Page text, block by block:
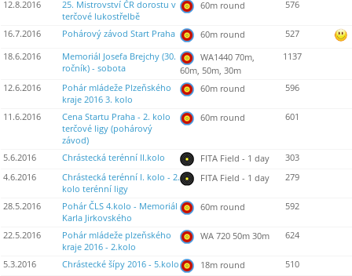
12.8.2016
25. Mistrovství ČR dorostu v
terčové lukostřelbě
60m round 576
16.7.2016 Pohárový závod Start Praha 60m round 527
18.6.2016
Memoriál Josefa Brejchy (30.
ročník) - sobota
WA1440 70m,
60m, 50m, 30m
1137
12.6.2016
Pohár mládeže Plzeňského
kraje 2016 3. kolo
60m round 596
11.6.2016
Cena Startu Praha - 2. kolo
terčové ligy (pohárový
závod)
60m round 601
5.6.2016 Chrástecká terénní II.kolo FITA Field - 1 day
303
4.6.2016
Chrástecká terénní I. kolo - 2.
kolo terénní ligy
FITA Field - 1 day 279
28.5.2016
Pohár ČLS 4.kolo - Memoriál
Karla Jirkovského
60m round 592
22.5.2016
Pohár mládeže plzeňského
kraje 2016 - 2.kolo
WA 720 50m 30m 624
5.3.2016 Chrástecké šípy 2016 - 5.kolo 18m round
510